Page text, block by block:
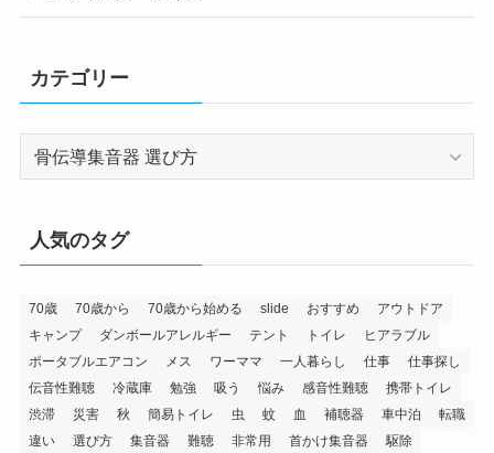
カテゴリー
ー
人気のタグ
70歳 70歳から 70歳から始める slide おすすめ
アウトドア
キャンプ
ダンボールアレルギー テント トイレ
ヒアラブル
ポータブルエアコン
メス ワーママ 一人暮らし 仕事
仕事探し
伝音性難聴
冷蔵庫 勉強 吸う 悩み 感音性難聴
携帯トイレ
渋滞
災害 秋 簡易トイレ 虫 蚊 血 補聴器 車中泊
転職
違い
選び方 集音器 難聴 非常用 首かけ集音器 駆除